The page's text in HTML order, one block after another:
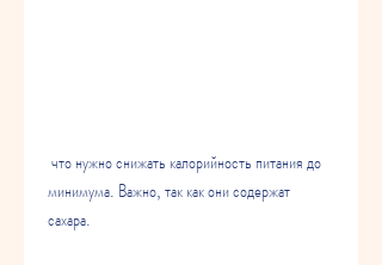
минимума. Важно, так как они содержат
сахара.